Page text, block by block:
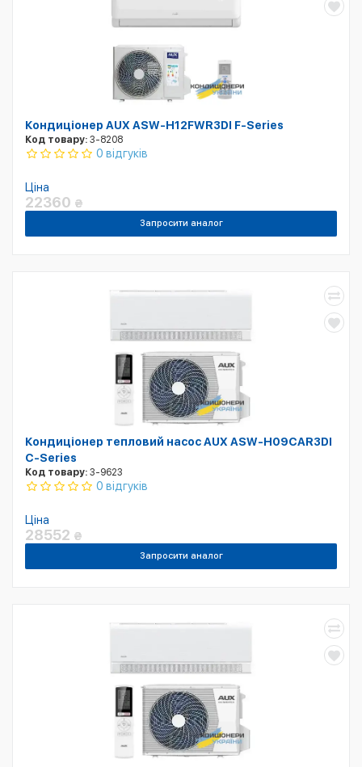
Кондиціонер AUX ASW-H12FWR3DI F-Series
Код товару: 3-8208
0 відгуків
Ціна
22360 ₴
Запросити аналог
Кондиціонер тепловий насос AUX ASW-H09CAR3DI
C-Series
Код товару: 3-9623
0 відгуків
Ціна
28552 ₴
Запросити аналог